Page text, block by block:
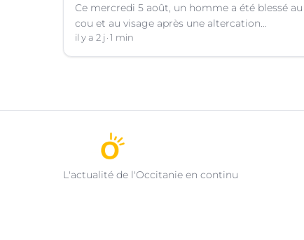
Ce mercredi 5 août, un homme a été blessé au
cou et au visage après une altercation
concernant un téléphone portable à Montpellier
(Hérault).
il y a 2 j 1 min
L'actualité de l'Occitanie en continu